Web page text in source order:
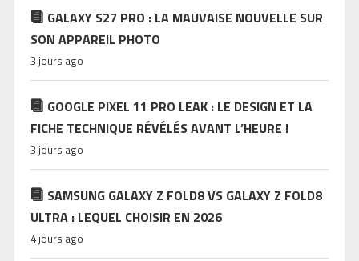
GALAXY S27 PRO : LA MAUVAISE NOUVELLE SUR
SON APPAREIL PHOTO
3 jours ago
GOOGLE PIXEL 11 PRO LEAK : LE DESIGN ET LA
FICHE TECHNIQUE RÉVÉLÉS AVANT L’HEURE !
3 jours ago
SAMSUNG GALAXY Z FOLD8 VS GALAXY Z FOLD8
ULTRA : LEQUEL CHOISIR EN 2026
4 jours ago